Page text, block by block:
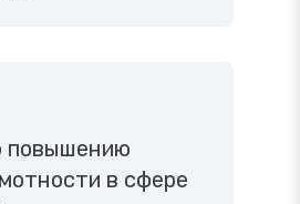
повышению
в сфере